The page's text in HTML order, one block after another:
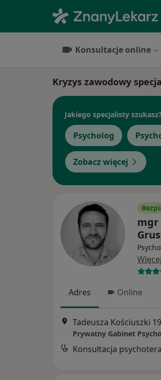
Konsultacje online
Kryzys zawodowy
Jakiego specjalisty
Psycholog
Zobacz więcej
mgr
Więcej
Adres Online
Tadeusza Kościuszki
Prywatny Gabinet
Konsultacja